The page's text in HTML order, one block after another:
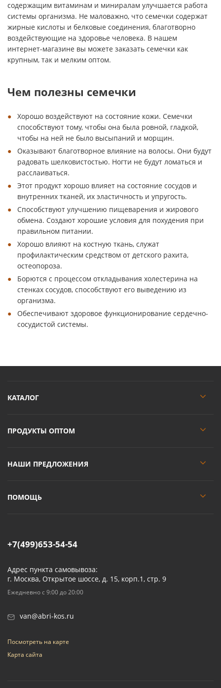
содержащим витаминам и миниралам улучшается работа
системы организма. Не маловажно, что семечки содержат
жирные кислоты и белковые соединения, благотворно
воздействующие на здоровье человека. В нашем
интернет-магазине вы можете заказать семечки как
крупным, так и мелким оптом.
Чем полезны семечки
Хорошо воздействуют на состояние кожи. Семечки
способствуют тому, чтобы она была ровной, гладкой,
чтобы на ней не было высыпаний и морщин.
Оказывают благотворное влияние на волосы. Они будут
радовать шелковистостью. Ногти не будут ломаться и
расслаиваться.
Этот продукт хорошо влияет на состояние сосудов и
внутренних тканей, их эластичность и упругость.
Способствуют улучшению пищеварения и жирового
обмена. Создают хорошие условия для похудения при
правильном питании.
Хорошо влияют на костную ткань, служат
профилактическим средством от детского рахита,
остеопороза.
Борются с процессом откладывания холестерина на
стенках сосудов, способствуют его выведению из
организма.
Обеспечивают здоровое функционирование сердечно-
сосудистой системы.
КАТАЛОГ
ПРОДУКТЫ ОПТОМ
НАШИ ПРЕДЛОЖЕНИЯ
ПОМОЩЬ
+7(499)653-54-54
Адрес пункта самовывоза:
г. Москва, Открытое шоссе, д. 15, корп.1, стр. 9
Ежедневно с 9:00 до 20:00
van@abri-kos.ru
Посмотреть на карте
Карта сайта